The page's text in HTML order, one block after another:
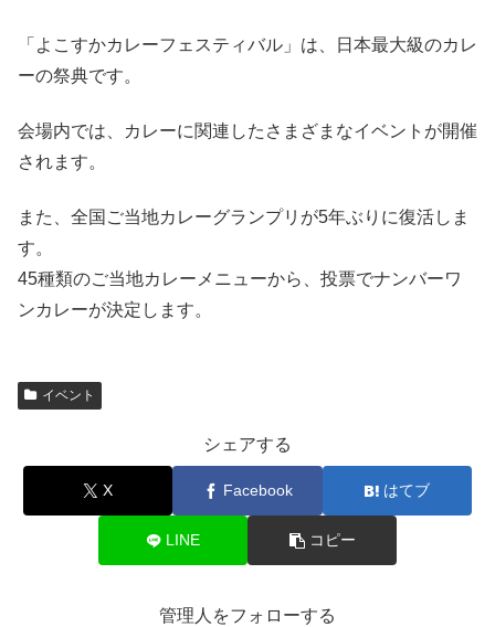
「よこすかカレーフェスティバル」は、日本最大級のカレ
ーの祭典です。
会場内では、カレーに関連したさまざまなイベントが開催
されます。
また、全国ご当地カレーグランプリが5年ぶりに復活しま
す。
45種類のご当地カレーメニューから、投票でナンバーワ
ンカレーが決定します。
イベント
シェアする
X Facebook はてブ
LINE コピー
管理人をフォローする